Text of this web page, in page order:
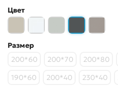
Цвет
Размер
200*60
200*70 200*80
190*60
200*40 230*40